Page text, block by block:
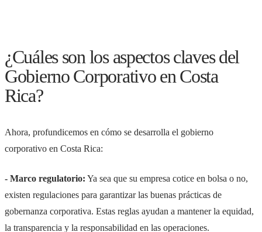
¿Cuáles son los aspectos claves del
Gobierno Corporativo en Costa
Rica?
Ahora, profundicemos en cómo se desarrolla el gobierno
corporativo en Costa Rica:
- Marco regulatorio: Ya sea que su empresa cotice en bolsa o no,
existen regulaciones para garantizar las buenas prácticas de
gobernanza corporativa. Estas reglas ayudan a mantener la equidad,
la transparencia y la responsabilidad en las operaciones.